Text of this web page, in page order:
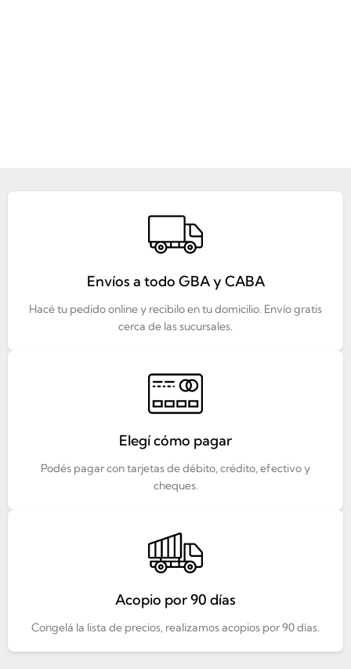
Envíos a todo GBA y CABA
Hacé tu pedido online y recibilo en tu domicilio. Envío gratis
cerca de las sucursales.
Elegí cómo pagar
Podés pagar con tarjetas de débito, crédito, efectivo y
cheques.
Acopio por 90 días
Congelá la lista de precios, realizamos acopios por 90 días.